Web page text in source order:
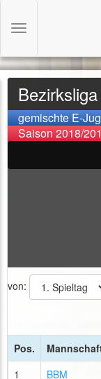
gemischte E-
Saison 2018/
von:
Pos.
1
BBM
Toggle